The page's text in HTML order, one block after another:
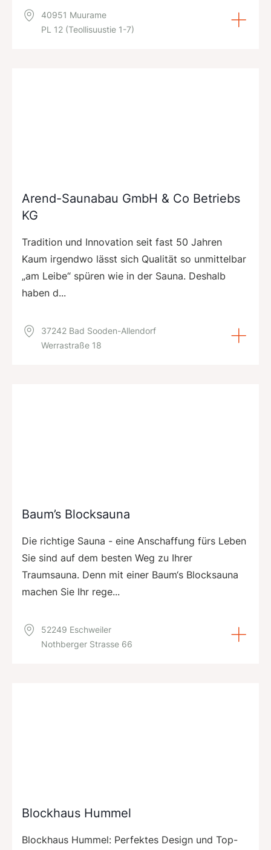
40951 Muurame
PL 12 (Teollisuustie 1-7)
Arend-Saunabau GmbH & Co Betriebs
KG
Tradition und Innovation seit fast 50 Jahren
Kaum irgendwo lässt sich Qualität so unmittelbar
„am Leibe“ spüren wie in der Sauna. Deshalb
haben d...
37242 Bad Sooden-Allendorf
Werrastraße 18
Baum’s Blocksauna
Die richtige Sauna - eine Anschaffung fürs Leben
Sie sind auf dem besten Weg zu Ihrer
Traumsauna. Denn mit einer Baum‘s Blocksauna
machen Sie Ihr rege...
52249 Eschweiler
Nothberger Strasse 66
Blockhaus Hummel
Blockhaus Hummel: Perfektes Design und Top-